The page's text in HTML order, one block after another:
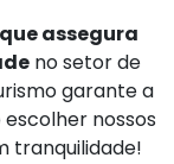
que assegura
no setor de
garante a
nossos
tranquilidade!